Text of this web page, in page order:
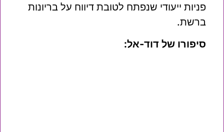
פניות ייעודי שנפתח לטובת דיווח על בריונות
ברשת.
סיפורו של דוד-אל: